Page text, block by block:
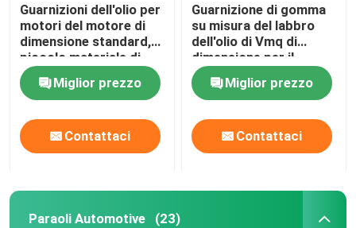
guarnizioni del gambo di valvola
Parti di riparazione del motore
Imballaggio di ghiandola della fibra
Guarnizioni dell'olio per
motori del motore di
dimensione standard,
piccolo materiale di
gomma della
parapolvere HNR di
Brown
Miglior prezzo
Contattaci
Guarnizione di gomma
su misura del labbro
dell'olio di Vmq di
dimensione per il
motore di
automobile/l'industria
Miglior prezzo
Contattaci
Paraoli Automotive (23)